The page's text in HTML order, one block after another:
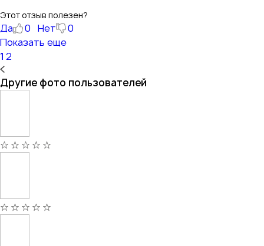
Этот отзыв полезен?
Да 0 Нет
0
Показать еще
1 2
Другие фото пользователей